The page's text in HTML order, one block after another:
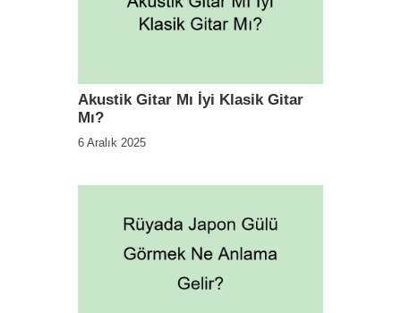
Akustik Gitar Mı İyi Klasik Gitar
Mı?
6 Aralık 2025